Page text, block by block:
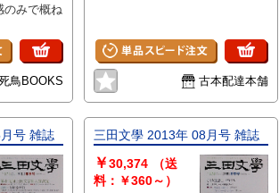
のみで概ね
鳥BOOKS 古本配達本舗
号 雑誌 三田文學 2013年 08月号 雑誌
￥30,374
（送
料：￥360～）